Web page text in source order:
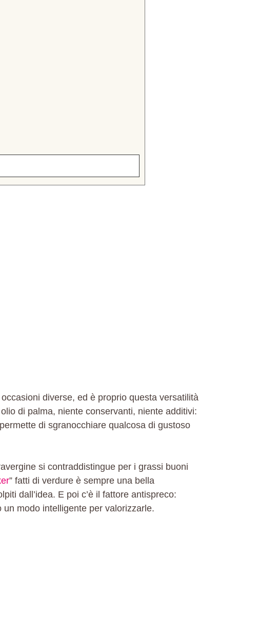
diverse, ed è proprio questa versatilità
di palma, niente conservanti, niente additivi:
di sgranocchiare qualcosa di gustoso
si contraddistingue per i grassi buoni
” fatti di verdure è sempre una bella
dall’idea. E poi c’è il fattore antispreco:
modo intelligente per valorizzarle.